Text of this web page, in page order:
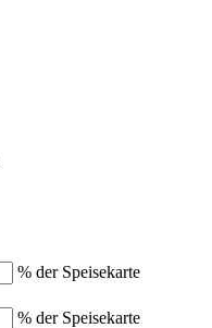
% der Speisekarte
% der Speisekarte